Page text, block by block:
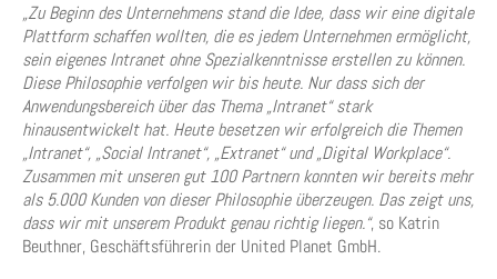
„Zu Beginn des Unternehmens stand die Idee, dass wir eine digitale
Plattform schaffen wollten, die es jedem Unternehmen ermöglicht,
sein eigenes Intranet ohne Spezialkenntnisse erstellen zu können.
Diese Philosophie verfolgen wir bis heute. Nur dass sich der
Anwendungsbereich über das Thema „Intranet“ stark
hinausentwickelt hat. Heute besetzen wir erfolgreich die Themen
„Intranet“, „Social Intranet“, „Extranet“ und „Digital Workplace“.
Zusammen mit unseren gut 100 Partnern konnten wir bereits mehr
als 5.000 Kunden von dieser Philosophie überzeugen. Das zeigt uns,
dass wir mit unserem Produkt genau richtig liegen.“, so Katrin
Beuthner, Geschäftsführerin der United Planet GmbH.